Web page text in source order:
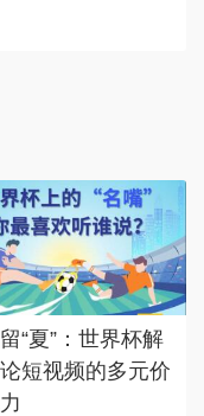
“夏”：世界杯解
短视频的多元价